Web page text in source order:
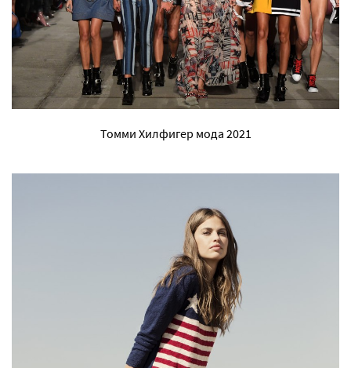
Томми Хилфигер мода 2021